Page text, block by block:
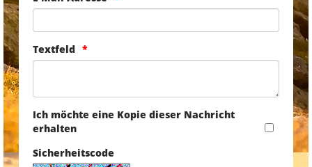
Textfeld
Ich möchte eine Kopie dieser Nachricht
erhalten
Sicherheitscode